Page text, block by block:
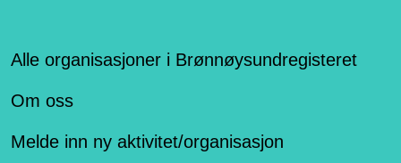
Alle organisasjoner i Brønnøysundregisteret
Om oss
Melde inn ny aktivitet/organisasjon